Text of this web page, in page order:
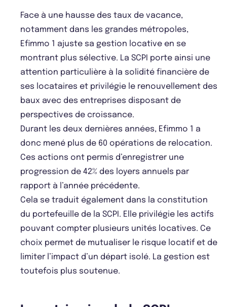
Face à une hausse des taux de vacance,
notamment dans les grandes métropoles,
Efimmo 1 ajuste sa gestion locative en se
montrant plus sélective. La SCPI porte ainsi une
attention particulière à la solidité financière de
ses locataires et privilégie le renouvellement des
baux avec des entreprises disposant de
perspectives de croissance.
Durant les deux dernières années, Efimmo 1 a
donc mené plus de 60 opérations de relocation.
Ces actions ont permis d’enregistrer une
progression de 42% des loyers annuels par
rapport à l’année précédente.
Cela se traduit également dans la constitution
du portefeuille de la SCPI. Elle privilégie les actifs
pouvant compter plusieurs unités locatives. Ce
choix permet de mutualiser le risque locatif et de
limiter l’impact d’un départ isolé. La gestion est
toutefois plus soutenue.